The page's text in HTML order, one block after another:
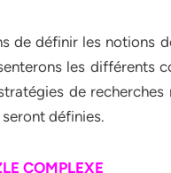
de définir les notions
les différents
de
définies.
COMPLEXE